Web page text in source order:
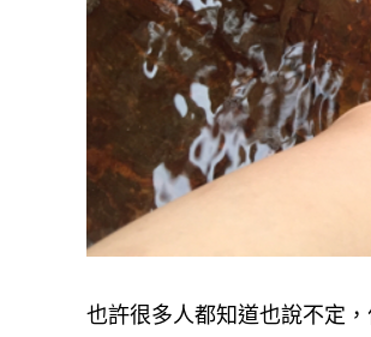
也許很多人都知道也說不定